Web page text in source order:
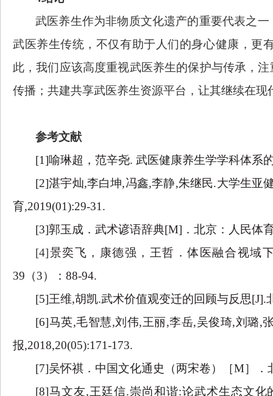
武医养生作为非物质文化遗产的重要代表之
武医养生传统，不仅有助于人们的身心健康，更
此，我们应该高度重视武医养生的保护与传承，
传播；共建共享武医养生资源平台，让其继续在现
参考文献
[1]喻琳超，范辛尧. 武医健康养生学学科体系
[2]湛宇灿,李白坤,冯鑫,李静,朱继民.大学生亚
育,2019(01):29-31.
[3]郭玉成．武术谚语辞典[M]．北京：人民体
[4]景奕飞，康德强，王哲．体医融合视域
39（3）：88-94.
[5]王维,胡凯.武术价值观变迁的回顾与反思[J].
[6]马英,毛智慧,刘伟,王丽,李岳,吴俊琦,刘璐,
报,2018,20(05):171-173.
[7]吴怀祺．中国文化通史（两宋卷）［M］
[8]马文友,王廷信.崇尚和谐:论武术生态文化